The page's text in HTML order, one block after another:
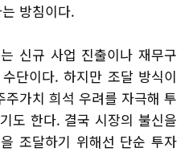
방침이다.
신규 사업 진출이나 재무구
단이다. 하지만 조달 방식이
가치 희석 우려를 자극해 투
도 한다. 결국 시장의 불신을
조달하기 위해선 단순 투자